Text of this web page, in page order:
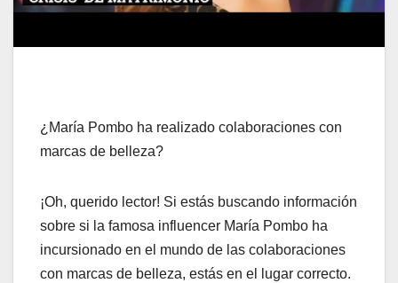
¿María Pombo ha realizado colaboraciones con
marcas de belleza?
¡Oh, querido lector! Si estás buscando información
sobre si la famosa influencer María Pombo ha
incursionado en el mundo de las colaboraciones
con marcas de belleza, estás en el lugar correcto.